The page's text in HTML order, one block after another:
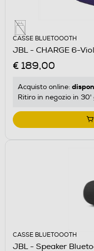
CASSE BLUETOOOTH
JBL - CHARGE 6-
€ 189,00
Acquisto online:
Ritiro in negozio in
CASSE BLUETOOOTH
JBL - Speaker